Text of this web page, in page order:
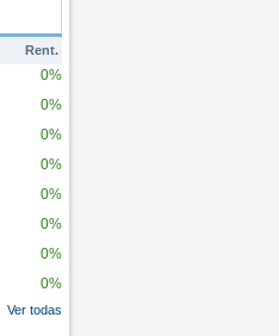
Rent.
0%
0%
0%
0%
0%
0%
0%
0%
Ver todas